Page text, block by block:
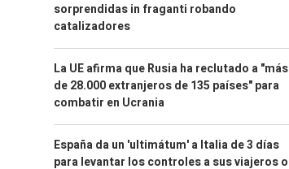
sorprendidas in fraganti robando
catalizadores
La UE afirma que Rusia ha reclutado a "más
de 28.000 extranjeros de 135 países" para
combatir en Ucrania
España da un 'ultimátum' a Italia de 3 días
para levantar los controles a sus viajeros o